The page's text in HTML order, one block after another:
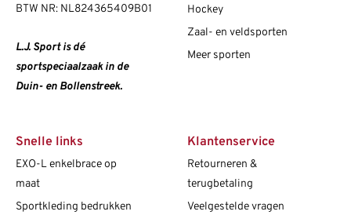
BTW NR: NL824365409B01
L.J. Sport is dé
sportspeciaalzaak in de
Duin- en Bollenstreek.
Hockey
Zaal- en veldsporten
Meer sporten
Snelle links
EXO-L enkelbrace op
maat
Sportkleding bedrukken
Klantenservice
Retourneren &
terugbetaling
Veelgestelde vragen